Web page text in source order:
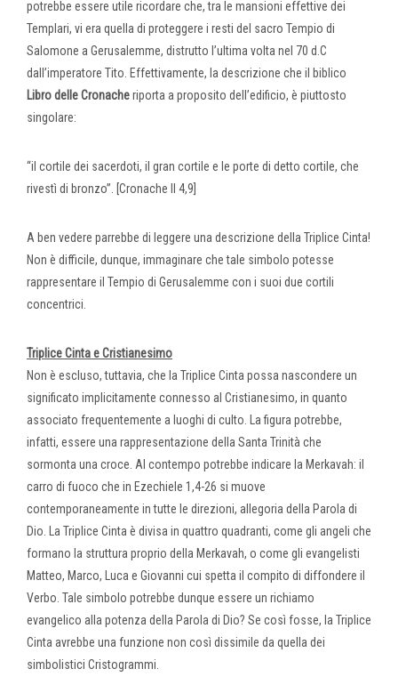
potrebbe essere utile ricordare che, tra le mansioni effettive dei
Templari, vi era quella di proteggere i resti del sacro Tempio di
Salomone a Gerusalemme, distrutto l’ultima volta nel 70 d.C
dall’imperatore Tito. Effettivamente, la descrizione che il biblico
Libro delle Cronacheriporta a proposito dell’edificio, è piuttosto
singolare:
“il cortile dei sacerdoti, il gran cortile e le porte di detto cortile, che
rivestì di bronzo”. [Cronache II 4,9]
A ben vedere parrebbe di leggere una descrizione della Triplice Cinta!
Non è difficile, dunque, immaginare che tale simbolo potesse
rappresentare il Tempio di Gerusalemme con i suoi due cortili
concentrici.
Triplice Cinta e Cristianesimo
Non è escluso, tuttavia, che la Triplice Cinta possa nascondere un
significato implicitamente connesso al Cristianesimo, in quanto
associato frequentemente a luoghi di culto. La figura potrebbe,
infatti, essere una rappresentazione della Santa Trinità che
sormonta una croce. Al contempo potrebbe indicare la Merkavah: il
carro di fuoco che in Ezechiele 1,4-26 si muove
contemporaneamente in tutte le direzioni, allegoria della Parola di
Dio. La Triplice Cinta è divisa in quattro quadranti, come gli angeli che
formano la struttura proprio della Merkavah, o come gli evangelisti
Matteo, Marco, Luca e Giovanni cui spetta il compito di diffondere il
Verbo. Tale simbolo potrebbe dunque essere un richiamo
evangelico alla potenza della Parola di Dio? Se così fosse, la Triplice
Cinta avrebbe una funzione non così dissimile da quella dei
simbolistici Cristogrammi.